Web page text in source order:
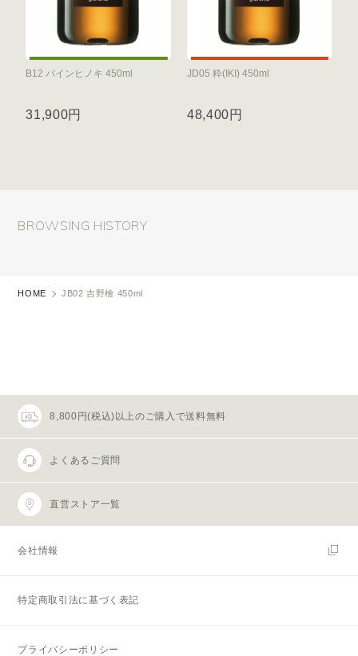
B12 パインヒノキ 450ml
31,900円
JD05 粋(IKI) 450ml
48,400円
BROWSING HISTORY
HOME JB02 吉野檜 450ml
8,800円(税込)以上のご購入で送料無料
よくあるご質問
直営ストア一覧
会社情報
特定商取引法に基づく表記
プライバシーポリシー